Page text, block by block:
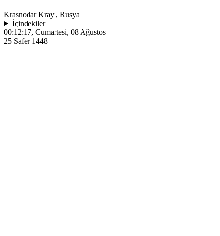
Krasnodar Krayı, Rusya
İçindekiler
00:12:17, Cumartesi, 08 Ağustos
25 Safer 1448